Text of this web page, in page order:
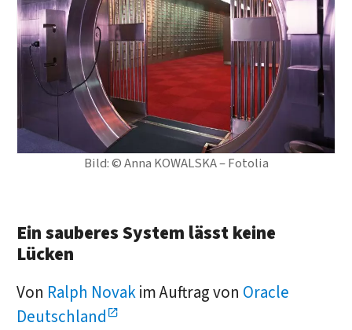
Bild: © Anna KOWALSKA – Fotolia
Ein sauberes System lässt keine
Lücken
Von Ralph Novakim Auftrag von Oracle
Deutschland